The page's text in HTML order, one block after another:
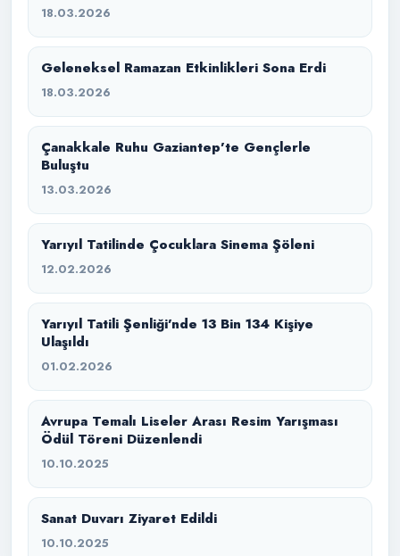
18.03.2026
Geleneksel Ramazan Etkinlikleri Sona Erdi
18.03.2026
Çanakkale Ruhu Gaziantep’te Gençlerle
Buluştu
13.03.2026
Yarıyıl Tatilinde Çocuklara Sinema Şöleni
12.02.2026
Yarıyıl Tatili Şenliği’nde 13 Bin 134 Kişiye
Ulaşıldı
01.02.2026
Avrupa Temalı Liseler Arası Resim Yarışması
Ödül Töreni Düzenlendi
10.10.2025
Sanat Duvarı Ziyaret Edildi
10.10.2025